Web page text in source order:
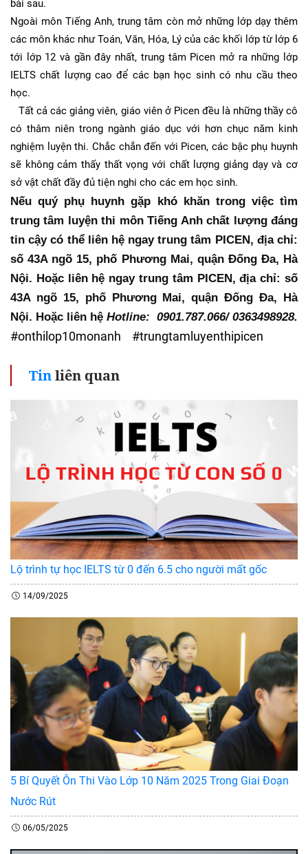
bài sau.
Ngoài môn Tiếng Anh, trung tâm còn mở những lớp dạy thêm
các môn khác như Toán, Văn, Hóa, Lý của các khối lớp từ lớp 6
tới lớp 12 và gần đây nhất, trung tâm Picen mở ra những lớp
IELTS chất lượng cao để các bạn học sinh có nhu cầu theo
học.
Tất cả các giảng viên, giáo viên ở Picen đều là những thầy cô
có thâm niên trong ngành giáo dục với hơn chục năm kinh
nghiệm luyện thi. Chắc chắn đến với Picen, các bậc phụ huynh
sẽ không cảm thấy thất vọng với chất lượng giảng dạy và cơ
sở vật chất đầy đủ tiện nghi cho các em học sinh.
Nếu quý phụ huynh gặp khó khăn trong việc tìm
trung tâm luyện thi môn Tiếng Anh chất lượng đáng
tin cậy có thể liên hệ ngay trung tâm PICEN, địa chỉ:
số 43A ngõ 15, phố Phương Mai, quận Đống Đa, Hà
Nội. Hoặc liên hệ ngay trung tâm PICEN, địa chỉ: số
43A ngõ 15, phố Phương Mai, quận Đống Đa, Hà
Nội. Hoặc liên hệ Hotline:  0901.787.066/ 0363498928.
#onthilop10monanh #trungtamluyenthipicen
Tinliên quan
Lộ trình tự học IELTS từ 0 đến 6.5 cho người mất gốc
14/09/2025
5 Bí Quyết Ôn Thi Vào Lớp 10 Năm 2025 Trong Giai Đoạn
Nước Rút
06/05/2025